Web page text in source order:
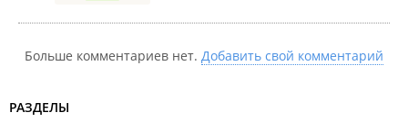
Больше комментариев нет. Добавить свой комментарий
РАЗДЕЛЫ